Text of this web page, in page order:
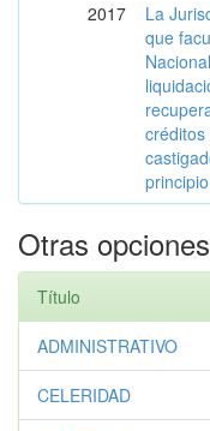
2017
La
que
Otras
Título
ADMINISTRATIVO
CELERIDAD